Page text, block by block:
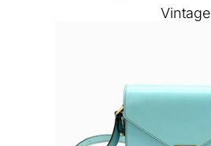
Vintage